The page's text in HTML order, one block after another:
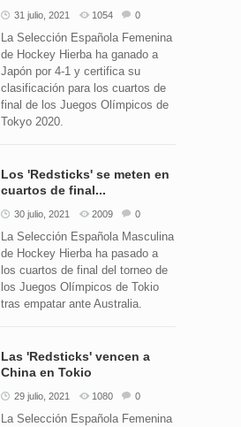
31 julio, 2021 1054 0
La Selección Española Femenina
de Hockey Hierba ha ganado a
Japón por 4-1 y certifica su
clasificación para los cuartos de
final de los Juegos Olímpicos de
Tokyo 2020.
Los 'Redsticks' se meten en
cuartos de final...
30 julio, 2021 2009 0
La Selección Española Masculina
de Hockey Hierba ha pasado a
los cuartos de final del torneo de
los Juegos Olímpicos de Tokio
tras empatar ante Australia.
Las 'Redsticks' vencen a
China en Tokio
29 julio, 2021 1080 0
La Selección Española Femenina